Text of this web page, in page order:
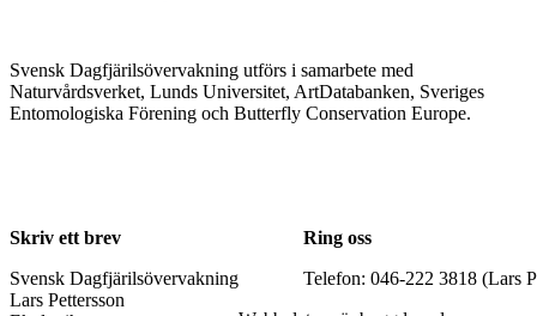
Svensk Dagfjärilsövervakning utförs i samarbete med
Naturvårdsverket, Lunds Universitet, ArtDatabanken, Sveriges
Entomologiska Förening och Butterfly Conservation Europe.
Skriv ett brev
Svensk Dagfjärilsövervakning
Lars Pettersson
Ring oss
Telefon: 046-222 3818 (Lars